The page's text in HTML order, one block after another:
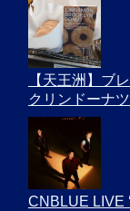
【天王洲】ブ
クリンドーナ
CNBLUE LIVE